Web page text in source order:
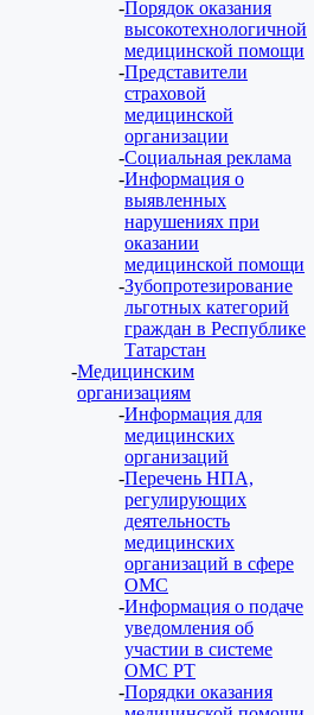
Порядок оказания
высокотехнологичной
медицинской помощи
Представители
страховой
медицинской
организации
Социальная реклама
Информация о
выявленных
нарушениях при
оказании
медицинской помощи
Зубопротезирование
льготных категорий
граждан в Республике
Татарстан
Медицинским
организациям
Информация для
медицинских
организаций
Перечень НПА,
регулирующих
деятельность
медицинских
организаций в сфере
ОМС
Информация о подаче
уведомления об
участии в системе
ОМС РТ
Порядки оказания